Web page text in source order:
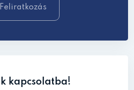
Feliratkozás
kapcsolatba!